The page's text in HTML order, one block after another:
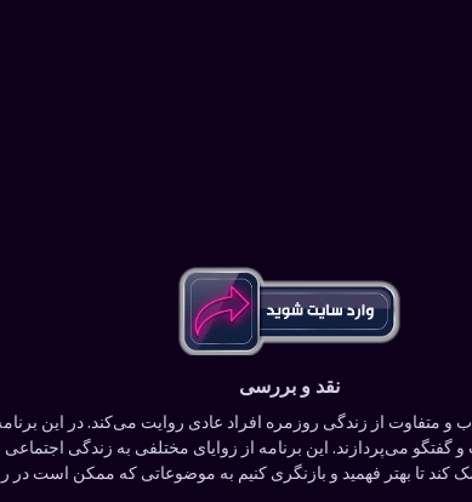
نقد و بررسی
از زندگی روزمره افراد عادی روایت می‌کند. در این
می‌پردازند. این برنامه از زوایای مختلفی به زندگی اجتماعی
تا بهتر فهمید و بازنگری کنیم به موضوعاتی که ممکن است در